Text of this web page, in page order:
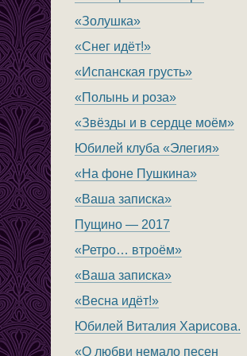
«Золушка»
«Снег идёт!»
«Испанская грусть»
«Полынь и роза»
«Звёзды и в сердце моём»
Юбилей клуба «Элегия»
«На фоне Пушкина»
«Ваша записка»
Пущино — 2017
«Ретро… втроём»
«Ваша записка»
«Весна идёт!»
Юбилей Виталия Харисова.
«О любви немало песен